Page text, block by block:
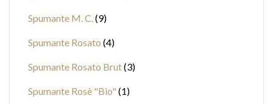
Spumante M. C. 9
Spumante Rosato 4
Spumante Rosato Brut 3
Spumante Rosè "Bio" 1